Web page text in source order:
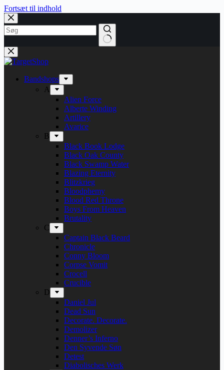
Fortsæt til indhold
Bandshops
A
Alien Force
Alberte Winding
Artillery
Avarice
B
Black Book Lodge
Black Oak County
Black Swamp Water
Blazing Eternity
Blitzkrieg
Bloodphemy
Blood Red Throne
Boys From Heaven
Brutality
C
Captain Black Beard
Chronicle
Conny Bloom
Corpse Vomit
Crocell
Crucible
D
Daniel Jul
Dead Sun
Decorate. Decorate.
Demolizer
Denner’s Inferno
Den Syvende Søn
Detest
Diabolisches Werk